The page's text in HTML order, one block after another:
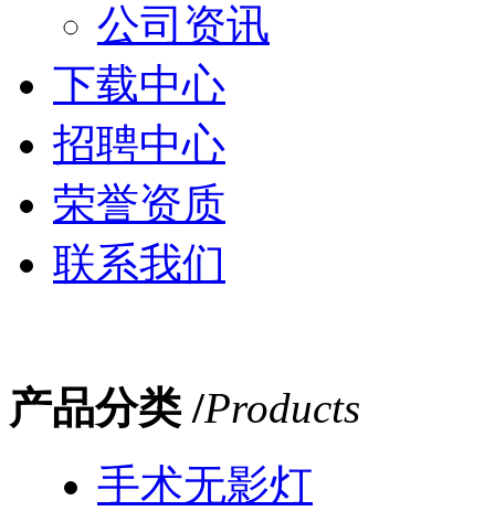
公司资讯
下载中心
招聘中心
荣誉资质
联系我们
产品分类 /Products
手术无影灯